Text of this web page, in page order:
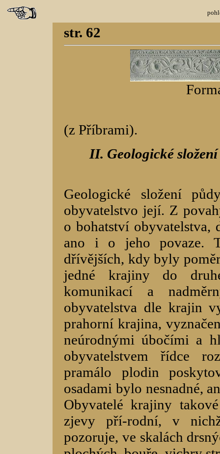
str. 62
(z Příbrami).
II. Geologické
Geologické složení
obyvatelstvo její. Z
o bohatství obyvatelstva,
ano i o jeho povaze.
dřívějších, kdy byly
jedné krajiny do
komunikací a
obyvatelstva dle krajin
prahorní krajina,
neúrodnými úbočími a
obyvatelstvem řídce
pramálo plodin
osadami bylo nesnadné,
Obyvatelé krajiny
zjevy pří-rodní, v
pozoruje, ve skalách